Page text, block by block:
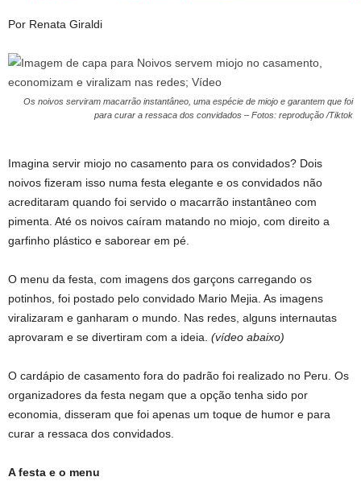
Por Renata Giraldi
Os noivos serviram macarrão instantâneo, uma espécie de miojo e garantem que foi
para curar a ressaca dos convidados – Fotos: reprodução /Tiktok
Imagina servir miojo no casamento para os convidados? Dois
noivos fizeram isso numa festa elegante e os convidados não
acreditaram quando foi servido o macarrão instantâneo com
pimenta. Até os noivos caíram matando no miojo, com direito a
garfinho plástico e saborear em pé.
O menu da festa, com imagens dos garçons carregando os
potinhos, foi postado pelo convidado Mario Mejia. As imagens
viralizaram e ganharam o mundo. Nas redes, alguns internautas
aprovaram e se divertiram com a ideia. (vídeo abaixo)
O cardápio de casamento fora do padrão foi realizado no Peru. Os
organizadores da festa negam que a opção tenha sido por
economia, disseram que foi apenas um toque de humor e para
curar a ressaca dos convidados.
A festa e o menu